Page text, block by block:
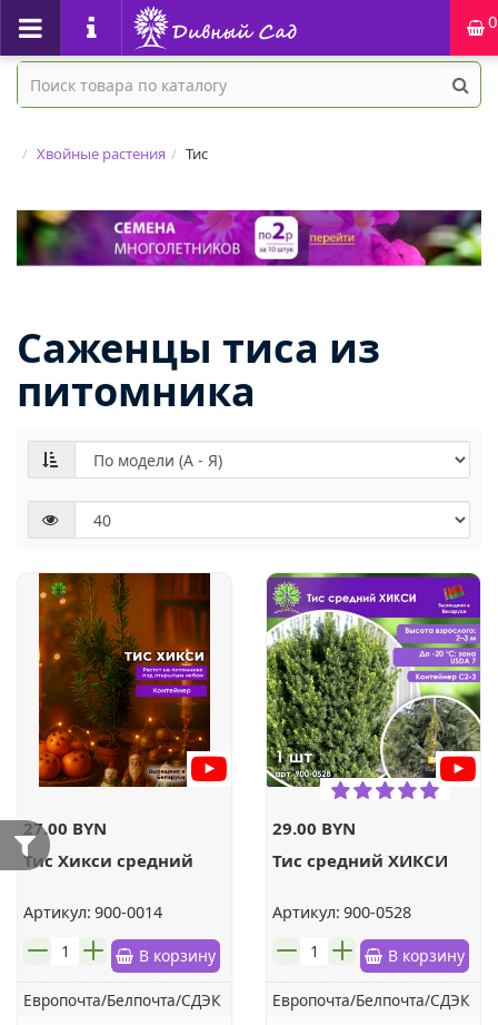
0
Хвойные растения Тис
Саженцы тиса из
питомника
27.00 BYN
Тис Хикси средний
Артикул: 900-0014
шт. В корзину
Европочта/Белпочта/СДЭК
29.00 BYN
Тис средний ХИКСИ
Артикул: 900-0528
шт. В корзину
Европочта/Белпочта/СДЭК